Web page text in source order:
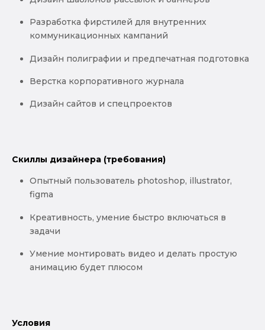
Разработка фирстилей для внутренних
коммуникационных кампаний
Дизайн полиграфии и предпечатная подготовка
Верстка корпоративного журнала
Дизайн сайтов и спецпроектов
Скиллы дизайнера (требования)
Опытный пользователь photoshop, illustrator,
figma
Креативность, умение быстро включаться в
задачи
Умение монтировать видео и делать простую
анимацию будет плюсом
Условия